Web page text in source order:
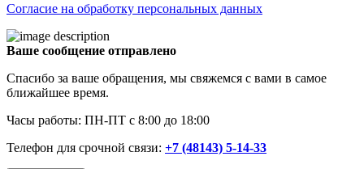
Согласие на обработку персональных данных
Ваше сообщение отправлено
Спасибо за ваше обращения, мы свяжемся с вами в самое
ближайшее время.
Часы работы: ПН-ПТ с 8:00 до 18:00
Телефон для срочной связи: +7 (48143) 5-14-33